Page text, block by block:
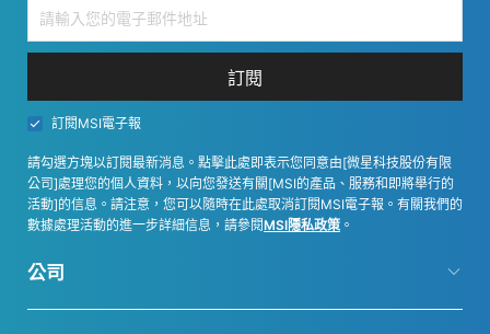
訂閱
訂閱MSI電子報
請勾選方塊以訂閱最新消息。點擊此處即表示您同意由[微星科技股份有限
公司]處理您的個人資料，以向您發送有關[MSI的產品、服務和即將舉行的
活動]的信息。請注意，您可以隨時在此處取消訂閱MSI電子報。有關我們的
數據處理活動的進一步詳細信息，請參閱MSI隱私政策 。
公司